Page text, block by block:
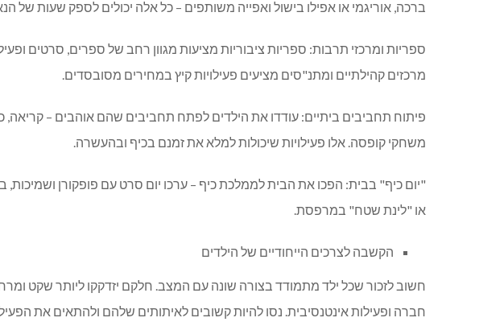
ברכה, אוריגמי או אפילו בישול ואפייה משותפים – כל אלה יכולים לספק שעות של
ספריות ומרכזי תרבות: ספריות ציבוריות מציעות מגוון רחב של ספרים, סרטים
מרכזים קהילתיים ומתנ"סים מציעים פעילויות קיץ במחירים מסובסדים.
פיתוח תחביבים ביתיים: עודדו את הילדים לפתח תחביבים שהם אוהבים – קריאה,
משחקי קופסה. אלו פעילויות שיכולות למלא את זמנם בכיף ובהעשרה.
"יום כיף" בבית: הפכו את הבית לממלכת כיף – ערכו יום סרט עם פופקורן ושמיכות,
או "לינת שטח" במרפסת.
הקשבה לצרכים הייחודיים של הילדים
חשוב לזכור שכל ילד מתמודד בצורה שונה עם המצב. חלקם יזדקקו ליותר שקט
חברה ופעילות אינטנסיבית. נסו להיות קשובים לאיתותים שלהם ולהתאים את